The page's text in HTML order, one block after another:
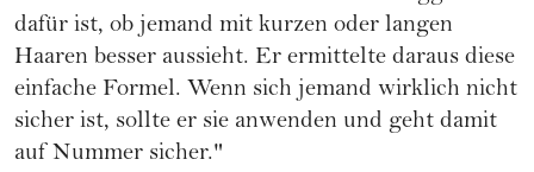
dafür ist, ob jemand mit kurzen oder langen
Haaren besser aussieht. Er ermittelte daraus diese
einfache Formel. Wenn sich jemand wirklich nicht
sicher ist, sollte er sie anwenden und geht damit
auf Nummer sicher."